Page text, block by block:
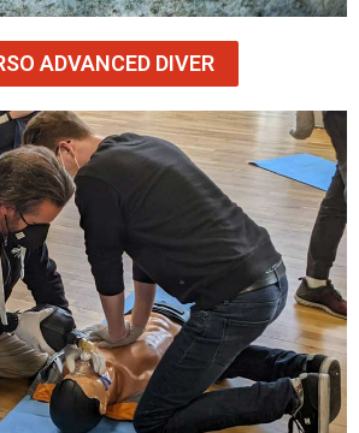
ADVANCED DIVER